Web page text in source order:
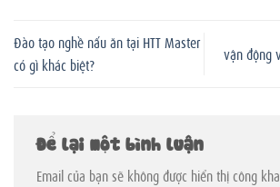
Đào tạo nghề nấu ăn tại HTT Master
có gì khác biệt?
vận động
Để lại một bình luận
Email của bạn sẽ không được hiển thị công